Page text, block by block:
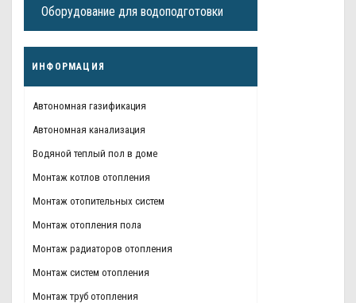
Оборудование для водоподготовки
ИНФОРМАЦИЯ
Автономная газификация
Автономная канализация
Водяной теплый пол в доме
Монтаж котлов отопления
Монтаж отопительных систем
Монтаж отопления пола
Монтаж радиаторов отопления
Монтаж систем отопления
Монтаж труб отопления